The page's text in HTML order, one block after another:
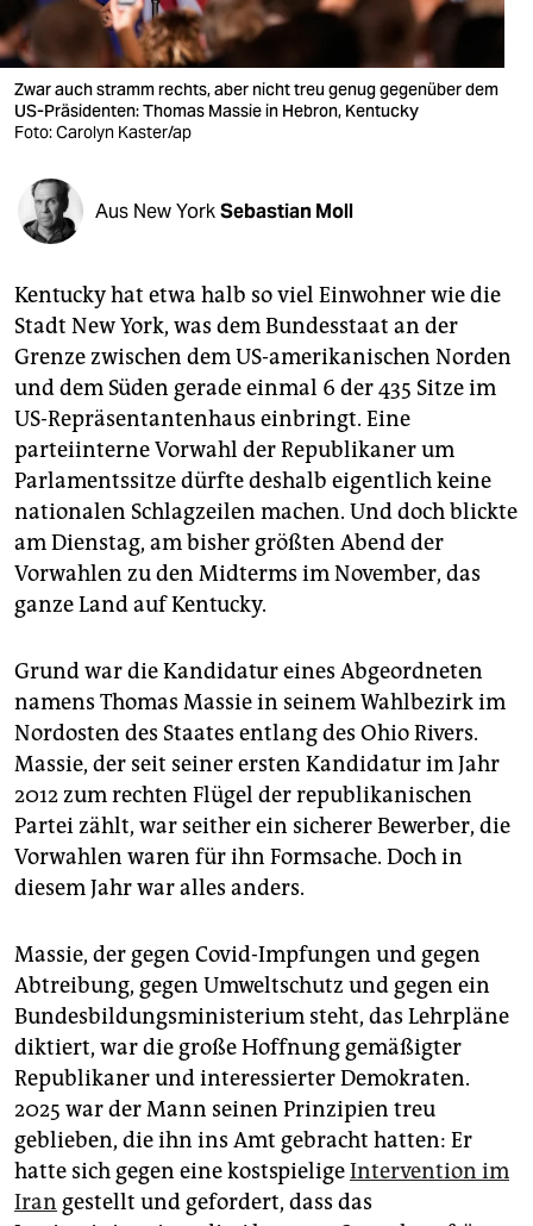
shop
fragen & hilfe
unterstützen
abo
genossenschaft
epaper login
Zwar auch stramm rechts, aber nicht treu genug gegenüber dem
US-Präsidenten: Thomas Massie in Hebron, Kentucky
Foto: Carolyn Kaster/ap
Aus New YorkSebastian Moll
Kentucky hat etwa halb so viel Einwohner wie die
Stadt New York, was dem Bundesstaat an der
Grenze zwischen dem US-amerikanischen Norden
und dem Süden gerade einmal 6 der 435 Sitze im
US-Repräsentantenhaus einbringt. Eine
parteiinterne Vorwahl der Republikaner um
Parlamentssitze dürfte deshalb eigentlich keine
nationalen Schlagzeilen machen. Und doch blickte
am Dienstag, am bisher größten Abend der
Vorwahlen zu den Midterms im November, das
ganze Land auf Kentucky.
Grund war die Kandidatur eines Abgeordneten
namens Thomas Massie in seinem Wahlbezirk im
Nordosten des Staates entlang des Ohio Rivers.
Massie, der seit seiner ersten Kandidatur im Jahr
2012 zum rechten Flügel der republikanischen
Partei zählt, war seither ein sicherer Bewerber, die
Vorwahlen waren für ihn Formsache. Doch in
diesem Jahr war alles anders.
Massie, der gegen Covid-Impfungen und gegen
Abtreibung, gegen Umweltschutz und gegen ein
Bundesbildungsministerium steht, das Lehrpläne
diktiert, war die große Hoffnung gemäßigter
Republikaner und interessierter Demokraten.
2025 war der Mann seinen Prinzipien treu
geblieben, die ihn ins Amt gebracht hatten: Er
hatte sich gegen eine kostspieligeIntervention im
Iran gestellt und gefordert, dass das